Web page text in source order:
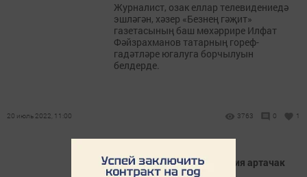
Журналист, озак еллар телевидениедә
эшләгән, хәзер «Безнең гәҗит»
газетасының баш мөхәррире Илфат
Фәйзрахманов татарның гореф-
гадәтләре югалуга борчылуын
белдерде.
20 июль 2022, 11:00 3763 0 1
1 августтан Россиядә пенсия артачак